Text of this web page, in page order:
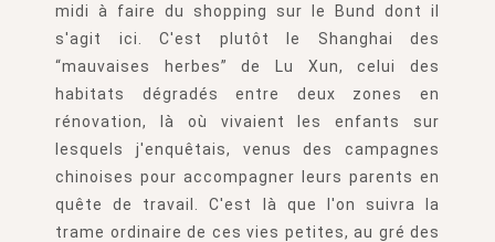
midi à faire du shopping sur le Bund dont il
s'agit ici. C'est plutôt le Shanghai des
“mauvaises herbes” de Lu Xun, celui des
habitats dégradés entre deux zones en
rénovation, là où vivaient les enfants sur
lesquels j'enquêtais, venus des campagnes
chinoises pour accompagner leurs parents en
quête de travail. C'est là que l'on suivra la
trame ordinaire de ces vies petites, au gré des